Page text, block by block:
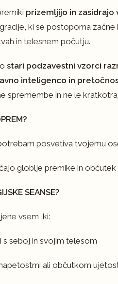
prizemljijo in zasidrajo
ki se postopoma začne
in telesnem počutju.
stari podzavestni vzorci
inteligenco in
spremembe in ne le
posvetiva tvojemu
globlje premike in občutek
SEANSE?
vsem, ki:
seboj in svojim telesom
ali občutkom